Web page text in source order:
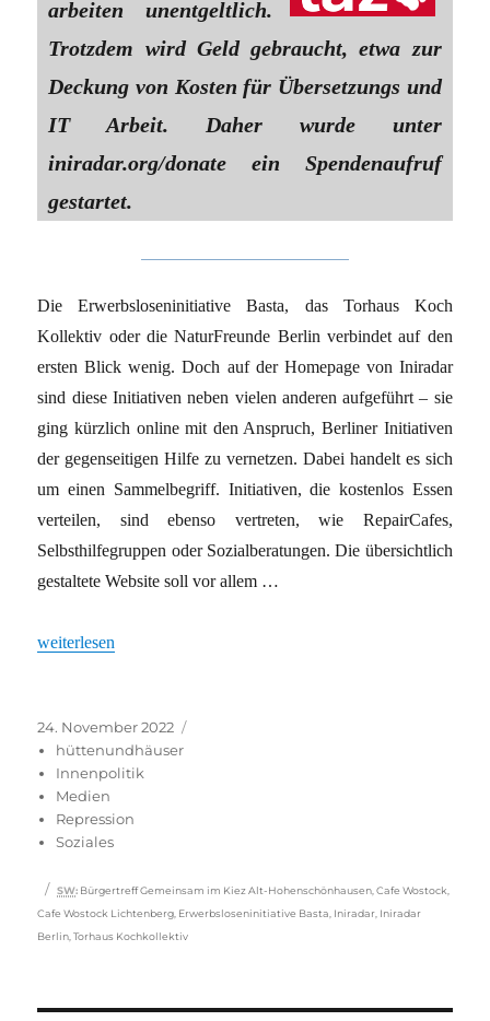
arbeiten unentgelt­lich.
Trotzdem wird Geld gebraucht, etwa zur
Deckung von Kosten für Übersetzungs­ und
IT­ Arbeit. Daher wurde unter
iniradar.org/donate ein Spendenaufruf
gestartet.
Die Erwerbsloseninitiative Basta, das Torhaus Koch
Kollektiv oder die NaturFreunde Berlin verbindet auf den
ersten Blick wenig. Doch auf der Homepage von Iniradar
sind diese Initiati­ven neben vielen anderen aufgeführt – sie
ging kürzlich online mit den Anspruch, Berliner In­itiativen
der gegenseitigen Hilfe zu vernetzen. Dabei handelt es sich
um einen Sammelbegriff. Initiativen, die kostenlos Essen
verteilen, sind ebenso vertreten, wie Repair­Cafes,
Selbsthilfegruppen oder Sozialberatungen. Die übersichtlich
gestaltete Website soll vor allem …
„„Iniradar“ bietet Orientierung“
weiterlesen
Veröffentlicht
am
24. November 2022
hüttenundhäuser
Innenpolitik
Medien
Repression
Soziales
Schlagwörter
SW: Bürgertreff Gemeinsam im Kiez Alt-Hohenschönhausen,Cafe Wostock,
Cafe Wostock Lichtenberg, Erwerbsloseninitiative Basta, Iniradar, Iniradar
Berlin,Torhaus Kochkollektiv